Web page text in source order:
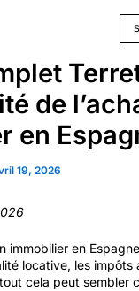
de
en
19, 2026
immobilier en
locative, les impôts
cela peut sembler